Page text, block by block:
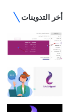
أخر التدوينات